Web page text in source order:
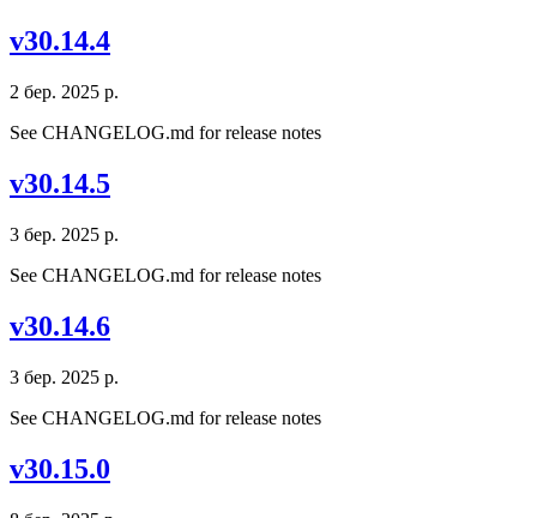
v30.14.4
2 бер. 2025 р.
See CHANGELOG.md for release notes
v30.14.5
3 бер. 2025 р.
See CHANGELOG.md for release notes
v30.14.6
3 бер. 2025 р.
See CHANGELOG.md for release notes
v30.15.0